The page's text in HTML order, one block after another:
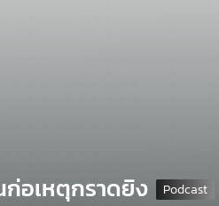
อเหตุกราดยิง